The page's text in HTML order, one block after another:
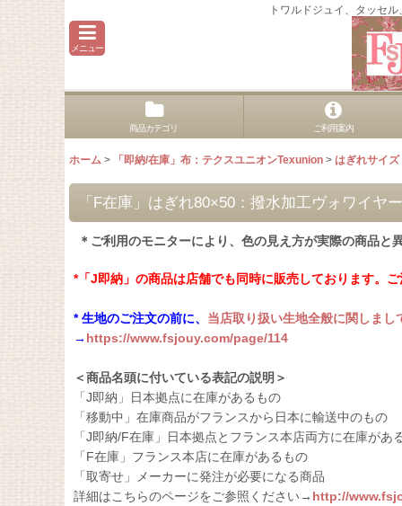
トワルドジュイ、タッセ
メニュー
商品カテゴリ ご利用案内
ホーム > 「即納/在庫」布：テクスユニオンTexunion > はぎれサイ
「F在庫」はぎれ80×50：撥水加工ヴォワイヤ
＊ご利用のモニターにより、色の見え方が実際の商品と
*「J即納」の商品は店舗でも同時に販売しております。
* 生地のご注文の前に、 当店取り扱い生地全般に関しまし
→ https://www.fsjouy.com/page/114
＜商品名頭に付いている表記の説明＞
「J即納」日本拠点に在庫があるもの
「移動中」在庫商品がフランスから日本に輸送中のもの
「J即納/F在庫」日本拠点とフランス本店両方に在庫があ
「F在庫」フランス本店に在庫があるもの
「取寄せ」メーカーに発注が必要になる商品
詳細はこちらのページをご参照ください→ http://